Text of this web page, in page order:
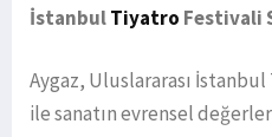
İstanbulTiyatro Festivali
Aygaz, Uluslararası
ile sanatın evrensel